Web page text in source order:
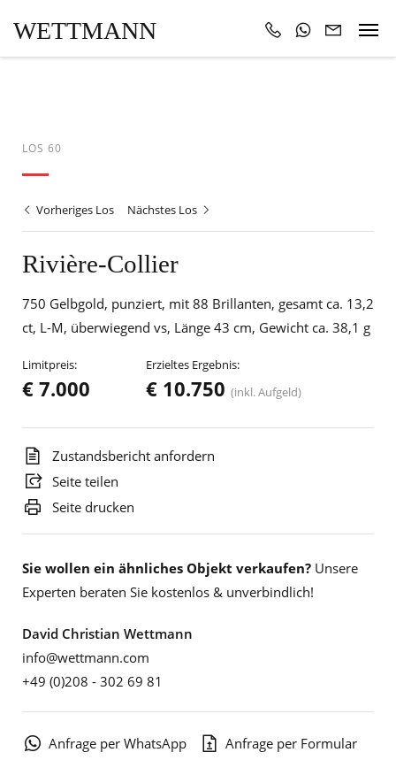
WETTMANN
LOS 60
Vorheriges Los Nächstes Los
Rivière-Collier
750 Gelbgold, punziert, mit 88 Brillanten, gesamt ca. 13,2
ct, L-M, überwiegend vs, Länge 43 cm, Gewicht ca. 38,1 g
Limitpreis:
€ 7.000
Erzieltes Ergebnis:
€ 10.750 (inkl. Aufgeld)
Zustandsbericht anfordern
Seite teilen
Seite drucken
Sie wollen ein ähnliches Objekt verkaufen? Unsere
Experten beraten Sie kostenlos & unverbindlich!
David Christian Wettmann
info@wettmann.com
+49 (0)208 - 302 69 81
Anfrage per WhatsApp Anfrage per Formular